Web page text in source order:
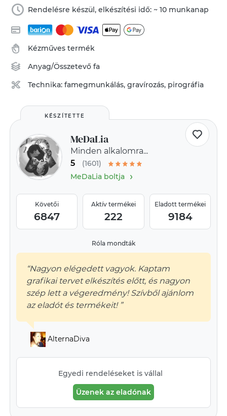
Rendelésre készül, elkészítési idő: ~ 10 munkanap
Kézműves termék
Anyag/Összetevőfa
Technika:famegmunkálás,gravírozás, pirográfia
KÉSZÍTETTE
MeDaLia
Minden alkalomra...
5
(1601)
MeDaLia boltja›
Követői
6847
Aktív termékei
222
Eladott termékei
9184
Róla mondták
“Nagyon elégedett vagyok. Kaptam
grafikai tervet elkészítés előtt, és nagyon
szép lett a végeredmény! Szívből ajánlom
az eladót és termékeit! ”
AlternaDiva
Egyedi rendeléseket is vállal
Üzenek az eladónak